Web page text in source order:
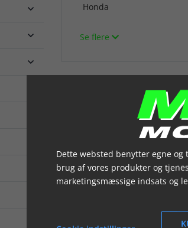



Honda
Se flere
Dette websted benytter egne
brug af vores produkter og
marketingsmæssige indsats og